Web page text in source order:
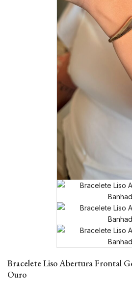
Bracelete Liso Abertura Frontal
Ouro